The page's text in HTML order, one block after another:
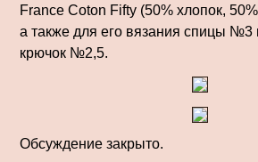
France Coton Fifty (50% хлопок,
а также для его вязания спицы №3
крючок №2,5.
Обсуждение закрыто.